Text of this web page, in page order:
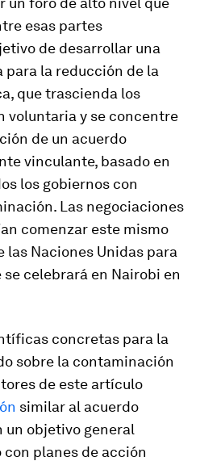
esas partes
de desarrollar una
la reducción de la
que trascienda los
voluntaria y se concentre
de un acuerdo
vinculante, basado en
los gobiernos con
Las negociaciones
comenzar este mismo
las Naciones Unidas para
celebrará en Nairobi en
concretas para la
sobre la contaminación
de este artículo
similar al acuerdo
un objetivo general
planes de acción